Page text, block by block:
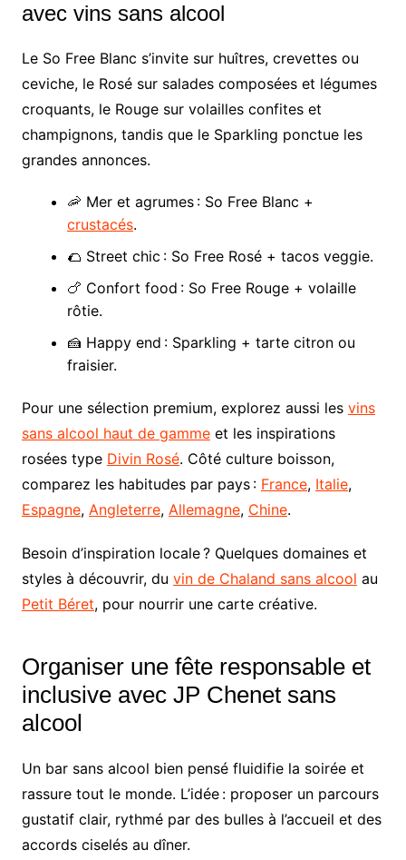
avec vins sans alcool
Le So Free Blanc s’invite sur huîtres, crevettes ou
ceviche, le Rosé sur salades composées et légumes
croquants, le Rouge sur volailles confites et
champignons, tandis que le Sparkling ponctue les
grandes annonces.
🦐 Mer et agrumes : So Free Blanc +
crustacés.
🌮 Street chic : So Free Rosé + tacos veggie.
🍗 Confort food : So Free Rouge + volaille
rôtie.
🍰 Happy end : Sparkling + tarte citron ou
fraisier.
Pour une sélection premium, explorez aussi les vins
sans alcool haut de gammeet les inspirations
rosées type Divin Rosé. Côté culture boisson,
comparez les habitudes par pays : France, Italie,
Espagne, Angleterre, Allemagne, Chine.
Besoin d’inspiration locale ? Quelques domaines et
styles à découvrir, du vin de Chaland sans alcool au
Petit Béret, pour nourrir une carte créative.
Organiser une fête responsable et
inclusive avec JP Chenet sans
alcool
Un bar sans alcool bien pensé fluidifie la soirée et
rassure tout le monde. L’idée : proposer un parcours
gustatif clair, rythmé par des bulles à l’accueil et des
accords ciselés au dîner.